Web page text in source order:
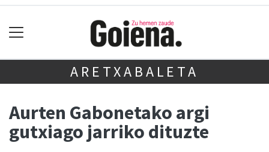
ARETXABALETA
Aurten Gabonetako argi
gutxiago jarriko dituzte